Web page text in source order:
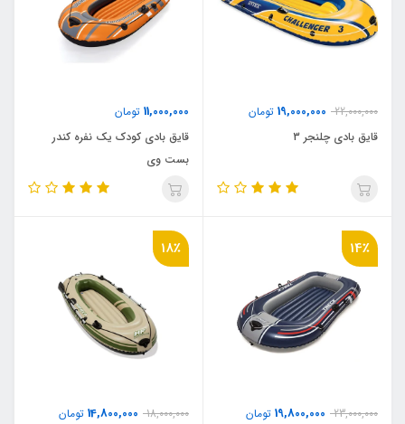
22,000,000
19,000,000 تومان
قایق بادی چلنجر 3
11,000,000 تومان
قایق بادی کودک یک نفره کندر
بست وی
14٪
23,000,000
19,800,000 تومان
18٪
18,000,000
14,800,000 تومان